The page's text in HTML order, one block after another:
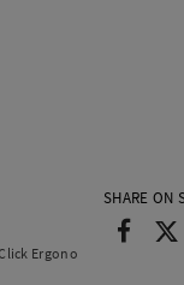
Ergono
SHARE ON